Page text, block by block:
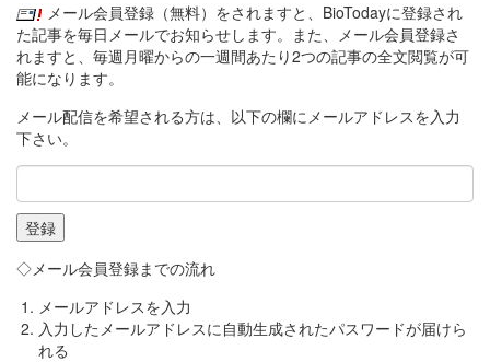
メール会員登録（無料）をされますと、BioTodayに登録され
た記事を毎日メールでお知らせします。また、メール会員登録さ
れますと、毎週月曜からの一週間あたり2つの記事の全文閲覧が可
能になります。
メール配信を希望される方は、以下の欄にメールアドレスを入力
下さい。
◇メール会員登録までの流れ
メールアドレスを入力
入力したメールアドレスに自動生成されたパスワードが届けら
れる